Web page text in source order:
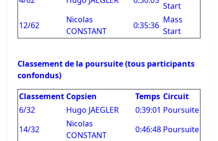
Start
12/62
Nicolas
CONSTANT
0:35:36
Mass
Start
Classement de la poursuite (tous participants
confondus)
Classement Copsien Temps Circuit
6/32
Hugo JAEGLER 0:39:01 Poursuite
14/32
Nicolas
CONSTANT
0:46:48 Poursuite